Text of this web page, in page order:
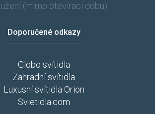
(mimo otevírací dobu).
Doporučené odkazy
Globo svítidla
Zahradní svítidla
Luxusní svítidla Orion
Svietidla.com